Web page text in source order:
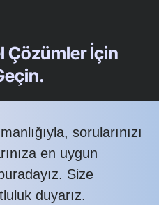
Çözümler İçin
sorularınızı
en uygun
Size
duyarız.